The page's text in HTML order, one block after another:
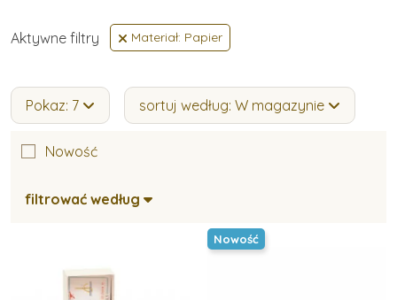
Zabawki do przewlekania
Zabawki balansujące
Zabawki motoryczne do 1 roku
Aktywne filtry Materiał: Papier
Pokaz: 7 sortuj według: W magazynie
filtrować według
Nowość
Nowość